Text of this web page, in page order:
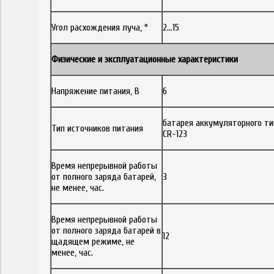
Угол расхождения луча, ° 2…15
Физические и эксплуатационные характеристики
Напряжение питания, В 6
Тип источников питания
батарея аккумуляторного
CR-123
Время непрерывной работы
от полного заряда батарей,
не менее, час.
3
Время непрерывной работы
от полного заряда батарей в
щадящем режиме, не
менее, час.
12